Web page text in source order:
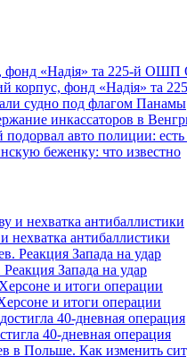
корпус, фонд «Надія» та
судно под флагом Панамы
инкассаторов в
авто полиции:
беженку: что известно
нехватка антибаллистики
Запада на удар
и итоги операции
40-дневная операция